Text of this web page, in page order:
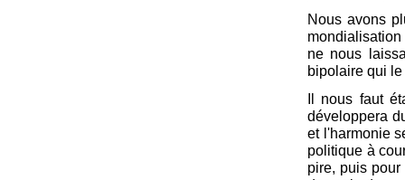
Nous avons
ne nous
bipolaire qui
Il nous faut
développera
et l'harmonie
politique à
pire, puis